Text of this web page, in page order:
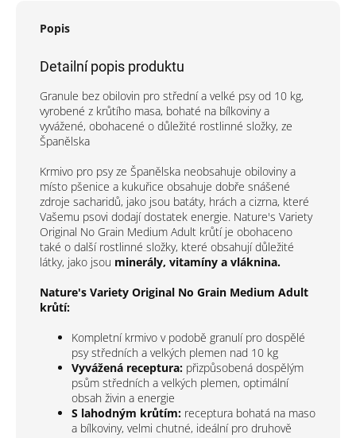
Popis
Detailní popis produktu
Granule bez obilovin pro střední a velké psy od 10 kg,
vyrobené z krůtího masa, bohaté na bílkoviny a
vyvážené, obohacené o důležité rostlinné složky, ze
Španělska
Krmivo pro psy ze Španělska neobsahuje obiloviny a
místo pšenice a kukuřice obsahuje dobře snášené
zdroje sacharidů, jako jsou batáty, hrách a cizrna, které
Vašemu psovi dodají dostatek energie. Nature's Variety
Original No Grain Medium Adult krůtí je obohaceno
také o další rostlinné složky, které obsahují důležité
látky, jako jsou minerály, vitamíny a vláknina.
Nature's Variety Original No Grain Medium Adult
krůtí:
Kompletní krmivo v podobě granulí pro dospělé
psy středních a velkých plemen nad 10 kg
Vyvážená receptura: přizpůsobená dospělým
psům středních a velkých plemen, optimální
obsah živin a energie
S lahodným krůtím: receptura bohatá na maso
a bílkoviny, velmi chutné, ideální pro druhově